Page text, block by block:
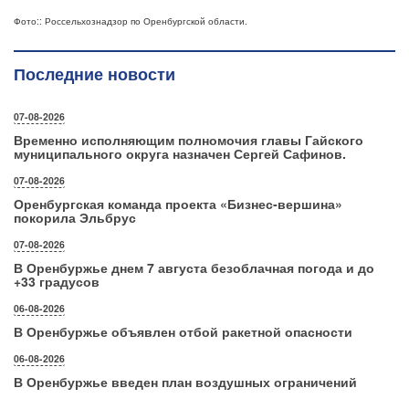
Фото:: Россельхознадзор по Оренбургской области.
Последние новости
07-08-2026
Временно исполняющим полномочия главы Гайского
муниципального округа назначен Сергей Сафинов.
07-08-2026
Оренбургская команда проекта «Бизнес‑вершина»
покорила Эльбрус
07-08-2026
В Оренбуржье днем 7 августа безоблачная погода и до
+33 градусов
06-08-2026
В Оренбуржье объявлен отбой ракетной опасности
06-08-2026
В Оренбуржье введен план воздушных ограничений